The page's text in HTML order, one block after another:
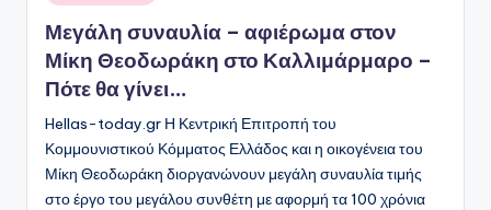
σε
Μεγάλη συναυλία – αφιέρωμα στον
Μίκη Θεοδωράκη στο Καλλιμάρμαρο –
Πότε θα γίνει…
Hellas-today.gr Η Κεντρική Επιτροπή του
Κομμουνιστικού Κόμματος Ελλάδος και η οικογένεια του
Μίκη Θεοδωράκη διοργανώνουν μεγάλη συναυλία τιμής
στο έργο του μεγάλου συνθέτη με αφορμή τα 100 χρόνια